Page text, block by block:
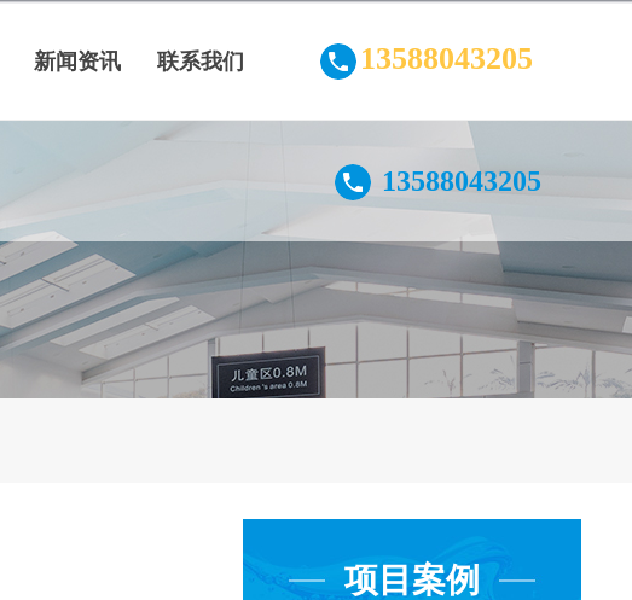
13588043205
新闻资讯 联系我们
13588043205
项目案例